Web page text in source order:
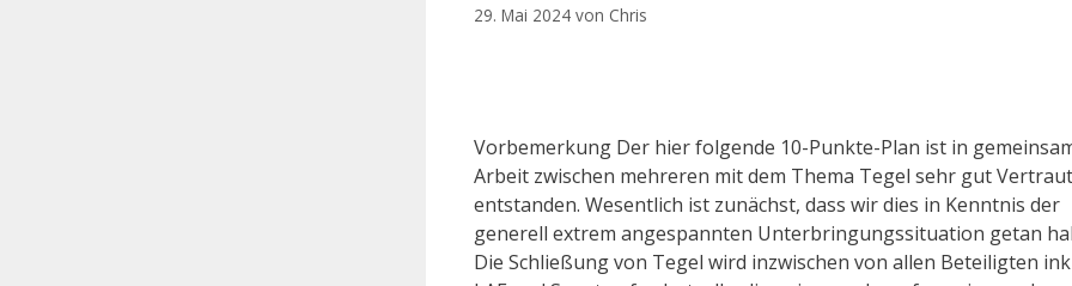
29. Mai 2024 von Chris
Vorbemerkung Der hier folgende 10-Punkte-Plan ist in
Arbeit zwischen mehreren mit dem Thema Tegel sehr gut
entstanden. Wesentlich ist zunächst, dass wir dies in Kenntnis der
generell extrem angespannten Unterbringungssituation getan
Die Schließung von Tegel wird inzwischen von allen Beteiligten